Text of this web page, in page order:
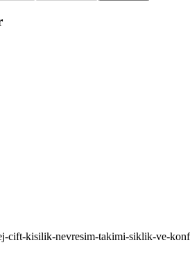
cift-kisilik-nevresim-takimi-siklik-ve-